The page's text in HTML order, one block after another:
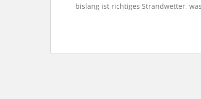
bislang ist richtiges Strandwetter,